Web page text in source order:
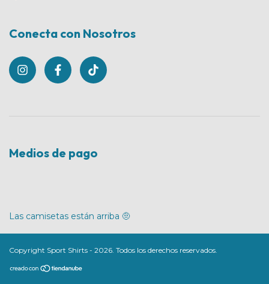
Conecta con Nosotros
Medios de pago
Las camisetas están arriba 🤨
Copyright Sport Shirts - 2026. Todos los derechos reservados.